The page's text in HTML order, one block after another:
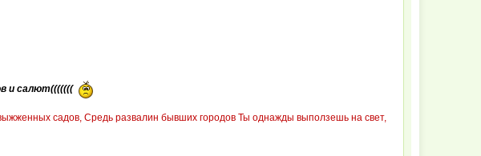
и салют(((((((
садов, Средь развалин бывших городов Ты однажды выползешь на свет,